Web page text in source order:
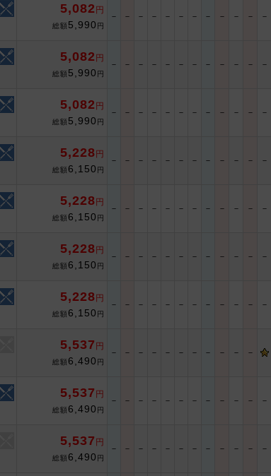
5,082 円
総額 5,990 円
－ － － － － － － － － － － －
5,082 円
総額 5,990 円
－ － － － － － － － － － － －
5,082 円
総額 5,990 円
－ － － － － － － － － － － －
5,228 円
総額 6,150 円
－ － － － － － － － － － － －
5,228 円
総額 6,150 円
－ － － － － － － － － － － －
5,228 円
総額 6,150 円
－ － － － － － － － － － － －
5,228 円
総額 6,150 円
－ － － － － － － － － － － －
5,537 円
総額 6,490 円
－ － － － － － － － － － －
5,537 円
総額 6,490 円
－ － － － － － － － － － － －
5,537 円
総額 6,490 円
－ － － － － － － － － － － －